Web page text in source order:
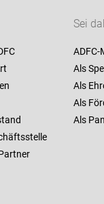
Sei
Als
Als
Als
Als